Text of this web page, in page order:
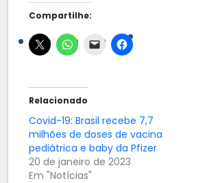
Compartilhe:
Relacionado
Covid-19: Brasil recebe 7,7
milhões de doses de vacina
pediátrica e baby da Pfizer
20 de janeiro de 2023
Em "Notícias"